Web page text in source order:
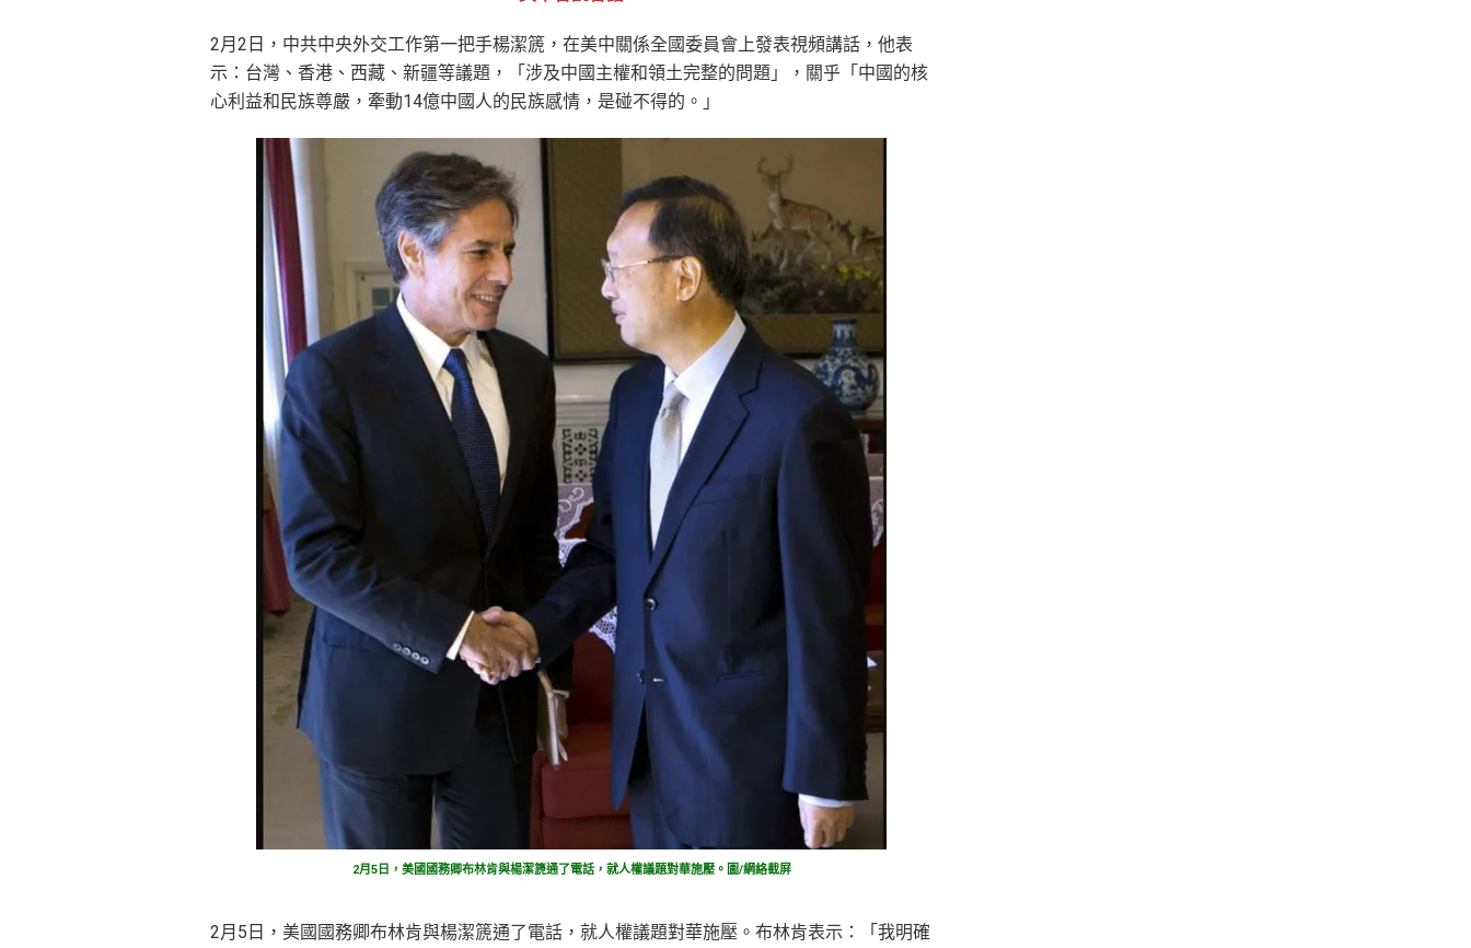
2月2日，中共中央外交工作第一把手楊潔篪，在美中關係全國委員會上發表視頻講話，他表
示：台灣、香港、西藏、新疆等議題，「涉及中國主權和領土完整的問題」，關乎「中國的核
心利益和民族尊嚴，牽動14億中國人的民族感情，是碰不得的。」
2月5日，美國國務卿布林肯與楊潔篪通了電話，就人權議題對華施壓。圖/網絡截屏
2月5日，美國國務卿布林肯與楊潔篪通了電話，就人權議題對華施壓。布林肯表示：「我明確